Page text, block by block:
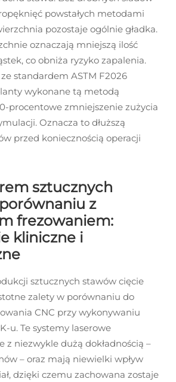
powstałych metodami
pozostaje ogólnie gładka.
oznaczają mniejszą ilość
co obniża ryzyko zapalenia.
standardem ASTM F2026
wykonane tą metodą
procentowe zmniejszenie zużycia
Oznacza to dłuższą
przed koniecznością operacji
sztucznych
z
frezowaniem:
kliniczne i
sztucznych stawów cięcie
zalety w porównaniu do
CNC przy wykonywaniu
u. Te systemy laserowe
z niezwykle dużą dokładnością –
– oraz mają niewielki wpływ
dzięki czemu zachowana zostaje